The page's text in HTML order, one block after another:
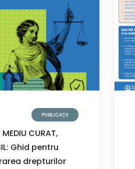
PUBLICAȚII
MEDIU CURAT,
Ghid pentru
drepturilor